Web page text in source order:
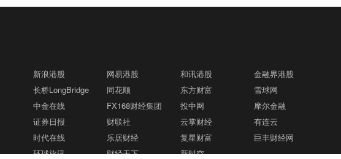
新浪港股 网易港股 和讯港股
金融界港股
长桥LongBridge 同花顺 东方财富
雪球网
中金在线 FX168财经集团 投中网
摩尔金融
证券日报 财联社 云掌财经
有连云
时代在线 乐居财经 复星财富
巨丰财经网
环球旅讯 财经天下 新时空